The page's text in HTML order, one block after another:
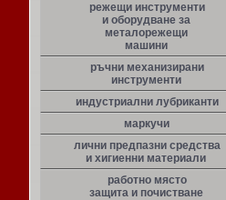
режещи инструменти
и оборудване за
металорежещи
машини
ръчни механизирани
инструменти
индустриални лубриканти
маркучи
лични предпазни средства
и хигиенни материали
работно място
защита и почистване